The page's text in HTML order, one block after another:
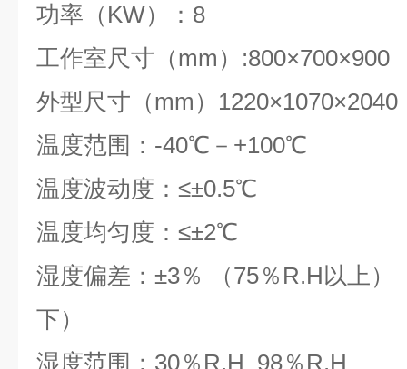
功率（KW）：8
工作室尺寸（mm）:800×700×900
外型尺寸（mm）1220×1070×2040
温度范围： -40℃－+100℃
温度波动度：≤±0.5℃
温度均匀度：≤±2℃
湿度偏差：±3％ （75％R.H以上）
下）
湿度范围： 30％R.H 98％R.H